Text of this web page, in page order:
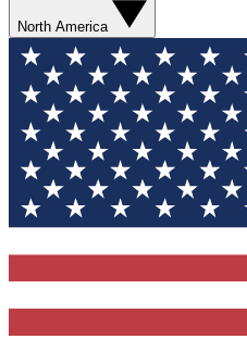
North America